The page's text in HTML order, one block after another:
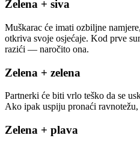
Zelena + siva
Muškarac će imati ozbiljne
otkriva svoje osjećaje. Kod prve
razići — naročito ona.
Zelena + zelena
Partnerki će biti vrlo teško da se
Ako ipak uspiju pronaći
Zelena + plava